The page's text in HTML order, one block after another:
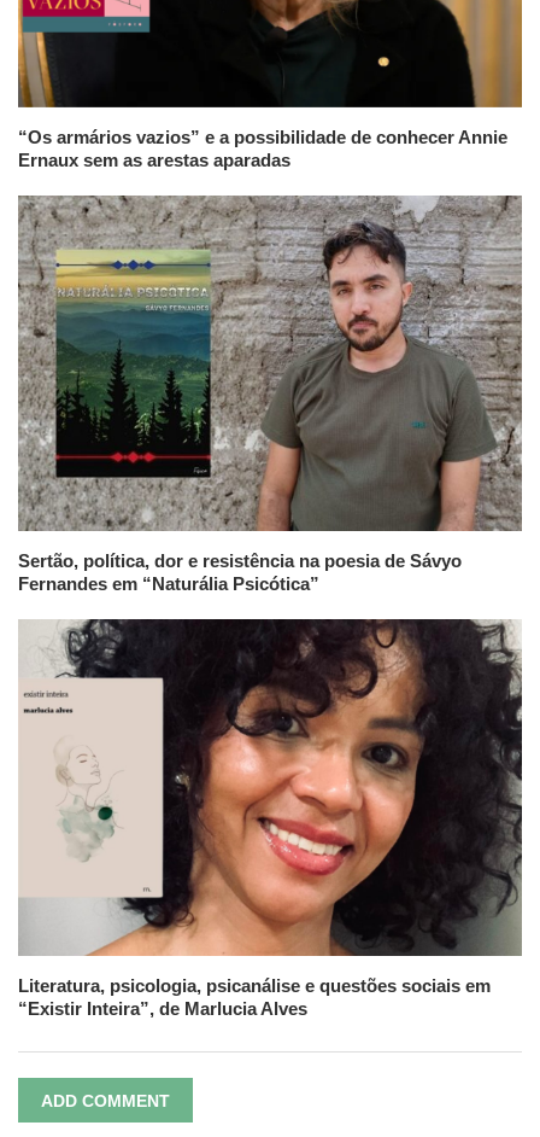
“Os armários vazios” e a possibilidade de conhecer Annie
Ernaux sem as arestas aparadas
Sertão, política, dor e resistência na poesia de Sávyo
Fernandes em “Naturália Psicótica”
Literatura, psicologia, psicanálise e questões sociais em
“Existir Inteira”, de Marlucia Alves
ADD COMMENT